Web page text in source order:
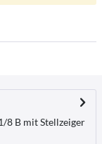
8 B mit Stellzeiger